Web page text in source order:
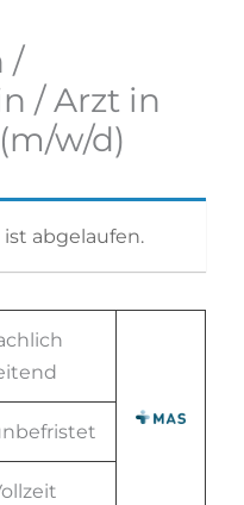
/
/ Arzt in
w/d)
abgelaufen.